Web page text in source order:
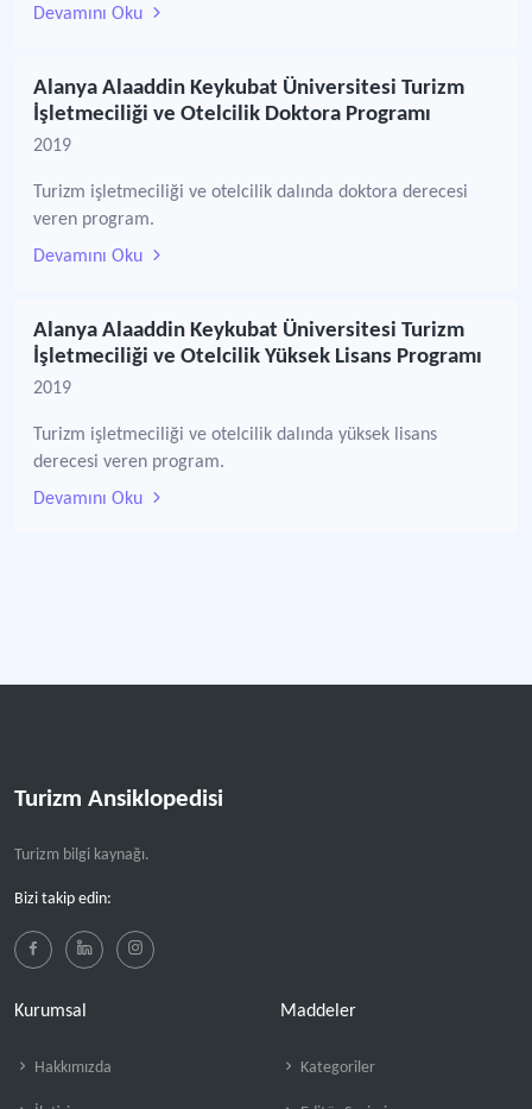
Devamını Oku
Alanya Alaaddin Keykubat Üniversitesi Turizm
İşletmeciliği ve Otelcilik Doktora Programı
2019
Turizm işletmeciliği ve otelcilik dalında doktora derecesi
veren program.
Devamını Oku
Alanya Alaaddin Keykubat Üniversitesi Turizm
İşletmeciliği ve Otelcilik Yüksek Lisans Programı
2019
Turizm işletmeciliği ve otelcilik dalında yüksek lisans
derecesi veren program.
Devamını Oku
Turizm Ansiklopedisi
Turizm bilgi kaynağı.
Bizi takip edin:
Kurumsal
Hakkımızda
Maddeler
Kategoriler